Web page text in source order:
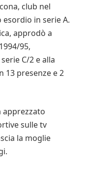
club nel
in serie A.
approdò a
95,
C/2 e alla
13 presenze e 2
apprezzato
sulle tv
la moglie